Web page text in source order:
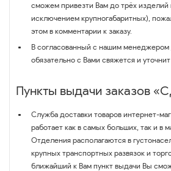
сможем привезти Вам до трёх изделий
исключением крупногабаритных),
этом в комментарии к заказу.
В согласованный с нашим менеджером
обязательно с Вами свяжется и
Пункты выдачи заказов
Служба доставки товаров интернет-
работает как в самых больших, так и в
Отделения располагаются в
крупных транспортных развязок и
ближайший к Вам пункт выдачи Вы